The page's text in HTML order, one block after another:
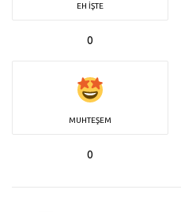
EH İŞTE
0
MUHTEŞEM
0